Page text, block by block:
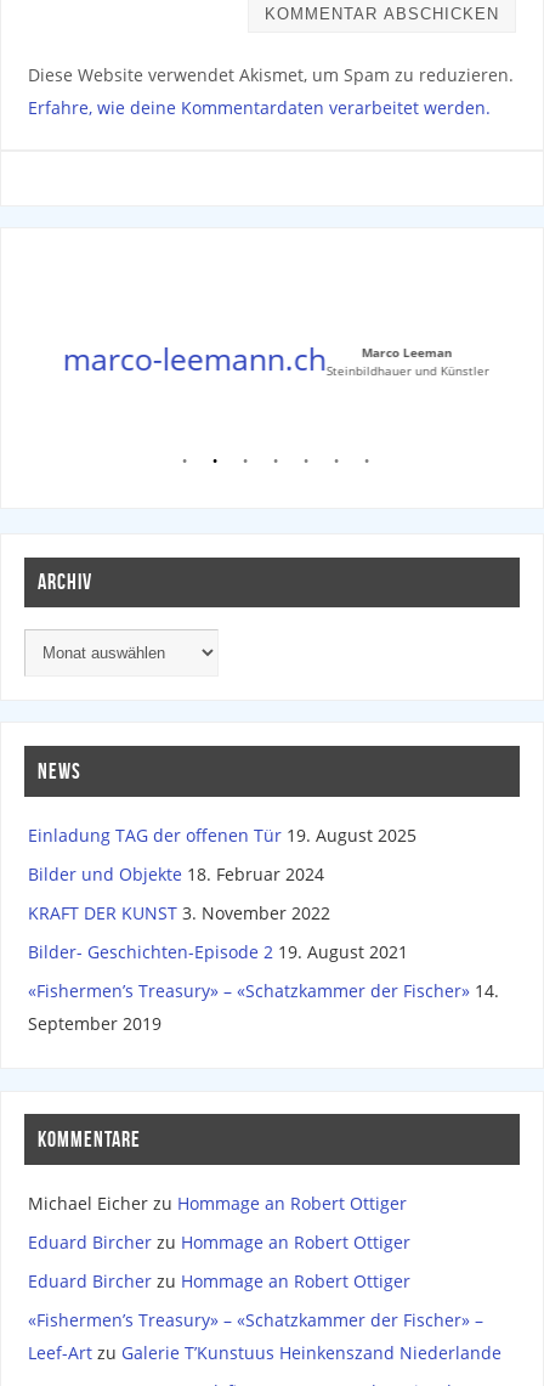
Diese Website verwendet Akismet, um Spam zu reduzieren.
Erfahre, wie deine Kommentardaten verarbeitet werden.
marco-leemann.ch
Marco Leeman
Steinbildhauer und Künstler
ARCHIV
NEWS
Einladung TAG der offenen Tür 19. August 2025
Bilder und Objekte 18. Februar 2024
KRAFT DER KUNST 3. November 2022
Bilder- Geschichten-Episode 2 19. August 2021
«Fishermen’s Treasury» – «Schatzkammer der Fischer» 14.
September 2019
KOMMENTARE
Michael Eicherzu Hommage an Robert Ottiger
Eduard Bircherzu Hommage an Robert Ottiger
Eduard Bircherzu Hommage an Robert Ottiger
«Fishermen’s Treasury» – «Schatzkammer der Fischer» –
Leef-Artzu Galerie T’Kunstuus Heinkenszand Niederlande